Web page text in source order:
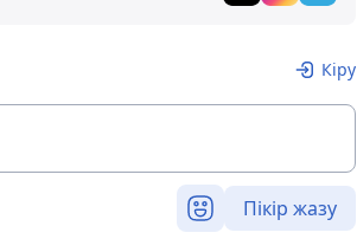
Кіру
Пікір жазу